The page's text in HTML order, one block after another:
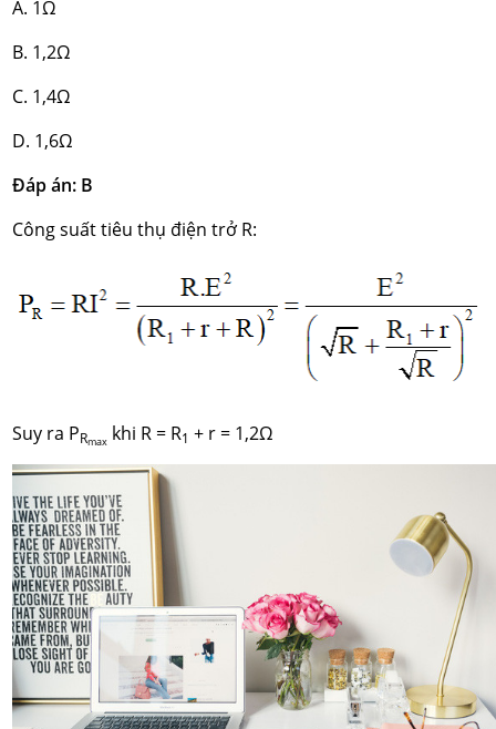
A. 1Ω
B. 1,2Ω
C. 1,4Ω
D. 1,6Ω
Đáp án: B
Công suất tiêu thụ điện trở R:
Suy ra PRmax khi R = R1 + r = 1,2Ω